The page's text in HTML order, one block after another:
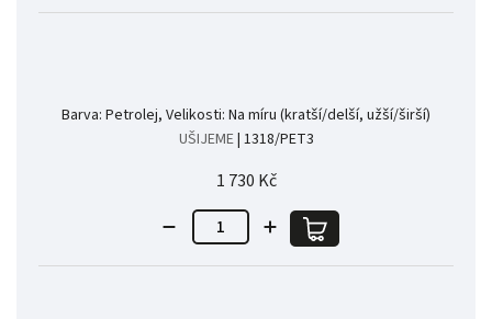
Barva: Petrolej, Velikosti: Na míru (kratší/delší, užší/širší)
UŠIJEME| 1318/PET3
1 730 Kč